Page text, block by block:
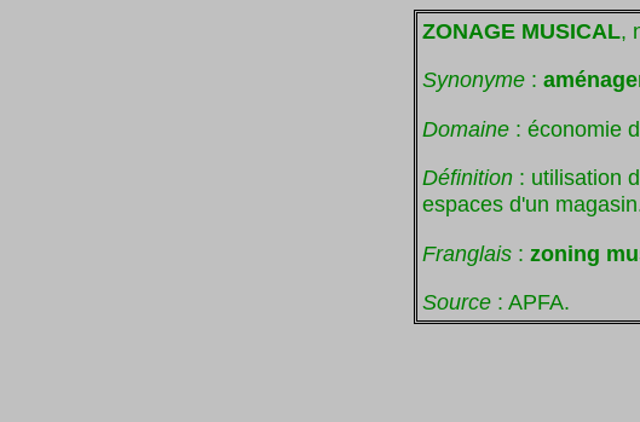
ZONAGE MUSICAL,
Synonyme :
Domaine : économie
Définition : utilisation
espaces d'un
Franglais : zoning
Source : APFA.